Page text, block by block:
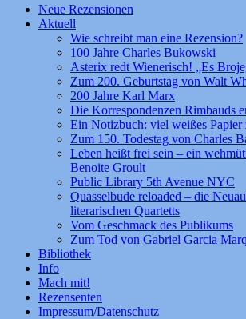
Zum
Inhalt
Neue Rezensionen
Aktuell
Wie schreibt man eine Rezension?
100 Jahre Charles Bukowski
Asterix redt Wienerisch! „Es
Zum 200. Geburtstag von Walt
200 Jahre Karl Marx
Die Korrespondenzen Rimbauds
Ein Notizbuch: viel weißes Papier
Zum 150. Todestag von Charles
Leben heißt frei sein – ein
Benoite Groult
Public Library 5th Avenue NYC
Quasselbude reloaded – die
literarischen Quartetts
Vom Geschmack des Publikums
Zum Tod von Gabriel Garcia
Bibliothek
Info
Mach mit!
Rezensenten
Impressum/Datenschutz